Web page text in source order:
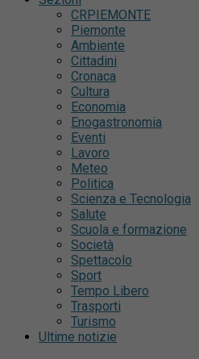
CRPIEMONTE
Piemonte
Ambiente
Cittadini
Cronaca
Cultura
Economia
Enogastronomia
Eventi
Lavoro
Meteo
Politica
Scienza e Tecnologia
Salute
Scuola e formazione
Società
Spettacolo
Sport
Tempo Libero
Trasporti
Turismo
Ultime notizie